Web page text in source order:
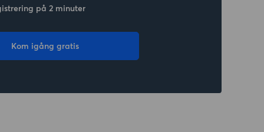
på 2 minuter
Kom igång gratis